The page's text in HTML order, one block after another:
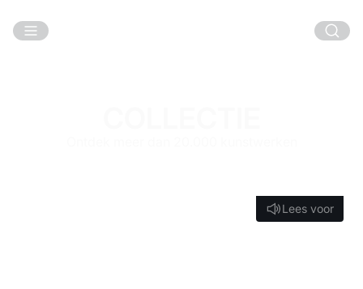
Lees voor
Lees voor